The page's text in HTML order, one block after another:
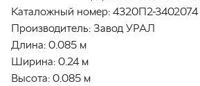
Каталожный номер: 4320П2-3402074
Производитель: Завод УРАЛ
Длина: 0.085 м
Ширина: 0.24 м
Высота: 0.085 м